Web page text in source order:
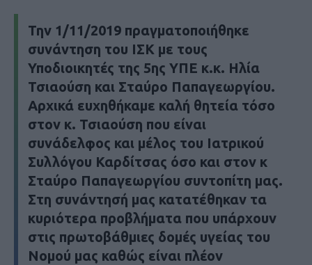
Την 1/11/2019 πραγματοποιήθηκε
συνάντηση του ΙΣΚ με τους
Υποδιοικητές της 5ης ΥΠΕ κ.κ. Ηλία
Τσιαούση και Σταύρο Παπαγεωργίου.
Αρχικά ευχηθήκαμε καλή θητεία τόσο
στον κ. Τσιαούση που είναι
συνάδελφος και μέλος του Ιατρικού
Συλλόγου Καρδίτσας όσο και στον κ
Σταύρο Παπαγεωργίου συντοπίτη μας.
Στη συνάντησή μας κατατέθηκαν τα
κυριότερα προβλήματα που υπάρχουν
στις πρωτοβάθμιες δομές υγείας του
Νομού μας καθώς είναι πλέον